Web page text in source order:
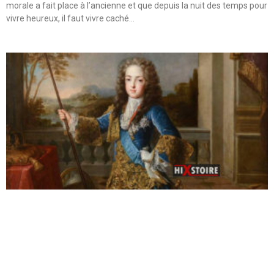
morale a fait place à l’ancienne et que depuis la nuit des temps pour
vivre heureux, il faut vivre caché…